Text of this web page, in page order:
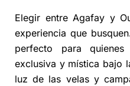
Elegir entre Agafay y
experiencia que
perfecto para
exclusiva y mística bajo
luz de las velas y